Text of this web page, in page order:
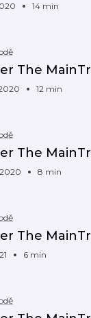
14 min
The
12 min
The
8 min
The
6 min